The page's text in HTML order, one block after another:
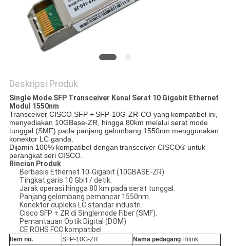
Deskripsi Produk
Single Mode SFP Transceiver Kanal Serat 10 Gigabit Ethernet
Modul 1550nm
Transceiver CISCO SFP +SFP-10G-ZR-CO yang kompatibel ini,
menyediakan 10GBase-ZR, hingga 80km melalui serat mode
tunggal (SMF) pada panjang gelombang 1550nm menggunakan
konektor LC ganda.
Dijamin 100% kompatibel dengan transceiver CISCO® untuk
perangkat seri CISCO.
Rincian Produk
Berbasis Ethernet 10-Gigabit (10GBASE-ZR).
Tingkat garis 10 Gbit / detik.
Jarak operasi hingga 80 km pada serat tunggal.
Panjang gelombang pemancar 1550nm.
Konektor dupleks LC standar industri.
Cisco SFP + ZR di Singlemode Fiber (SMF).
Pemantauan Optik Digital (DOM)
CE ROHS FCC kompatibel
Item no. SFP-10G-ZR Nama pedagang Hilink